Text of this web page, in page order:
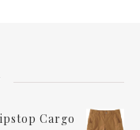
Cargo